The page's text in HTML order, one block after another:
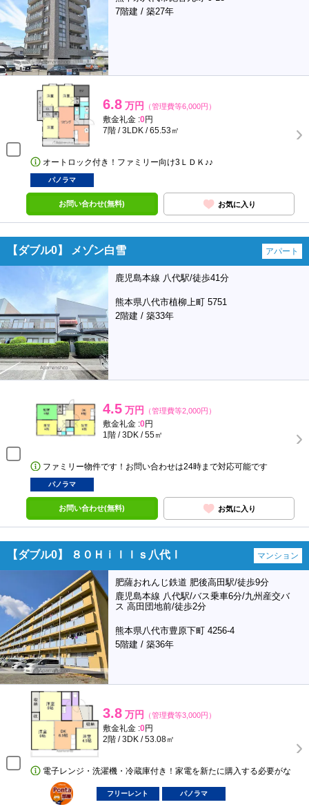
7階建 / 築27年
6.8 万円 （管理費等6,000円）
敷金礼金 :0円
7階 / 3LDK / 65.53㎡
オートロック付き！ファミリー向け3ＬＤＫ♪♪
パノラマ
お問い合わせ(無料) お気に入り
【ダブル0】 メゾン白雪 アパート
鹿児島本線 八代駅/徒歩41分
熊本県八代市植柳上町 5751
2階建 / 築33年
4.5 万円 （管理費等2,000円）
敷金礼金 :0円
1階 / 3DK / 55㎡
ファミリー物件です！お問い合わせは24時まで対応可能です
パノラマ
お問い合わせ(無料) お気に入り
【ダブル0】 ８０Ｈｉｌｌｓ八代Ⅰ マンション
肥薩おれんじ鉄道 肥後高田駅/徒歩9分
鹿児島本線 八代駅/バス乗車6分/九州産交バ
ス 高田団地前/徒歩2分
熊本県八代市豊原下町 4256-4
5階建 / 築36年
3.8 万円 （管理費等3,000円）
敷金礼金 :0円
2階 / 3DK / 53.08㎡
電子レンジ・洗濯機・冷蔵庫付き！家電を新たに購入する必要がな
ポンタ
部屋
フリーレント パノラマ